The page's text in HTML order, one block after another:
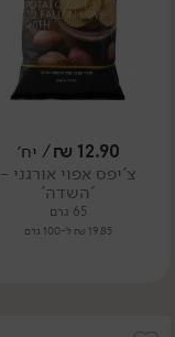
12.90
₪/ יח׳
צ'יפס אפוי אורגני -
'השדה'
65 גרם
19.85 ₪ ל-100 גרם